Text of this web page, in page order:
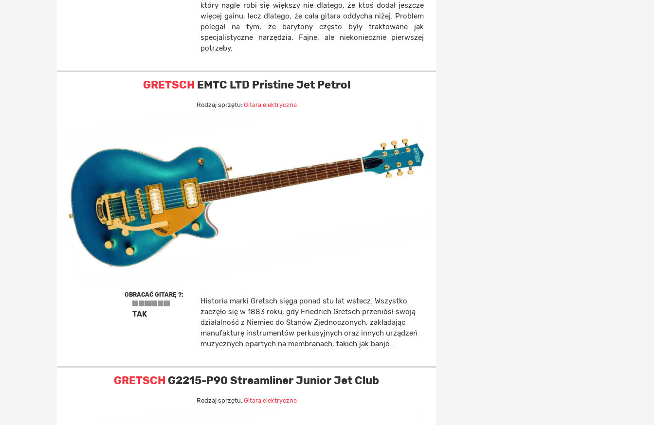
który nagle robi się większy nie dlatego, że ktoś dodał jeszcze
więcej gainu, lecz dlatego, że cała gitara oddycha niżej. Problem
polegał na tym, że barytony często były traktowane jak
specjalistyczne narzędzia. Fajne, ale niekoniecznie pierwszej
potrzeby.
GRETSCH EMTC LTD Pristine Jet Petrol
Rodzaj sprzętu: Gitara elektryczna
OBRACAĆ GITARĘ ?:
TAK
Historia marki Gretsch sięga ponad stu lat wstecz. Wszystko
zaczęło się w 1883 roku, gdy Friedrich Gretsch przeniósł swoją
działalność z Niemiec do Stanów Zjednoczonych, zakładając
manufakturę instrumentów perkusyjnych oraz innych urządzeń
muzycznych opartych na membranach, takich jak banjo…
GRETSCH G2215-P90 Streamliner Junior Jet Club
Rodzaj sprzętu: Gitara elektryczna